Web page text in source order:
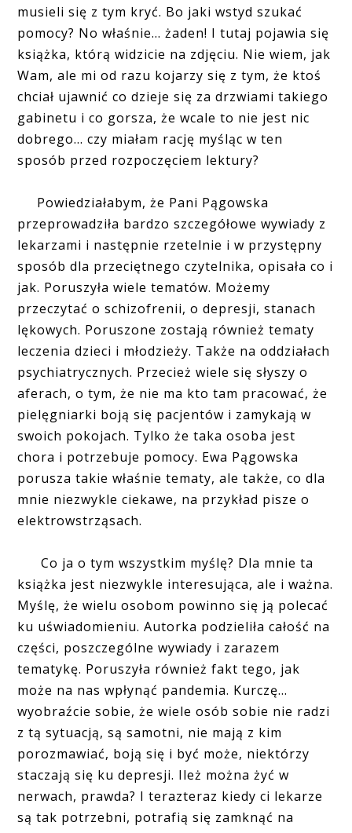
musieli się z tym kryć. Bo jaki wstyd szukać
pomocy? No właśnie... żaden! I tutaj pojawia się
książka, którą widzicie na zdjęciu. Nie wiem, jak
Wam, ale mi od razu kojarzy się z tym, że ktoś
chciał ujawnić co dzieje się za drzwiami takiego
gabinetu i co gorsza, że wcale to nie jest nic
dobrego... czy miałam rację myśląc w ten
sposób przed rozpoczęciem lektury?
Powiedziałabym, że Pani Pągowska
przeprowadziła bardzo szczegółowe wywiady z
lekarzami i następnie rzetelnie i w przystępny
sposób dla przeciętnego czytelnika, opisała co i
jak. Poruszyła wiele tematów. Możemy
przeczytać o schizofrenii, o depresji, stanach
lękowych. Poruszone zostają również tematy
leczenia dzieci i młodzieży. Także na oddziałach
psychiatrycznych. Przecież wiele się słyszy o
aferach, o tym, że nie ma kto tam pracować, że
pielęgniarki boją się pacjentów i zamykają w
swoich pokojach. Tylko że taka osoba jest
chora i potrzebuje pomocy. Ewa Pągowska
porusza takie właśnie tematy, ale także, co dla
mnie niezwykle ciekawe, na przykład pisze o
elektrowstrząsach.
Co ja o tym wszystkim myślę? Dla mnie ta
książka jest niezwykle interesująca, ale i ważna.
Myślę, że wielu osobom powinno się ją polecać
ku uświadomieniu. Autorka podzieliła całość na
części, poszczególne wywiady i zarazem
tematykę. Poruszyła również fakt tego, jak
może na nas wpłynąć pandemia. Kurczę...
wyobraźcie sobie, że wiele osób sobie nie radzi
z tą sytuacją, są samotni, nie mają z kim
porozmawiać, boją się i być może, niektórzy
staczają się ku depresji. Ileż można żyć w
nerwach, prawda? I terazteraz kiedy ci lekarze
są tak potrzebni, potrafią się zamknąć na